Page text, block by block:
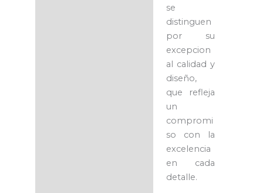
se
distinguen
por su
excepcion
al calidad y
diseño,
que refleja
un
compromi
so con la
excelencia
en cada
detalle.